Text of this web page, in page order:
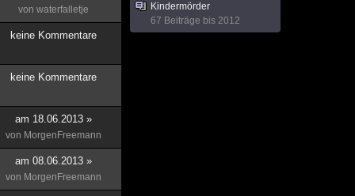
von waterfalletje
keine Kommentare
keine Kommentare
am 18.06.2013 »
von MorgenFreemann
am 08.06.2013 »
von MorgenFreemann
Kindermörder
67 Beiträge bis 2012